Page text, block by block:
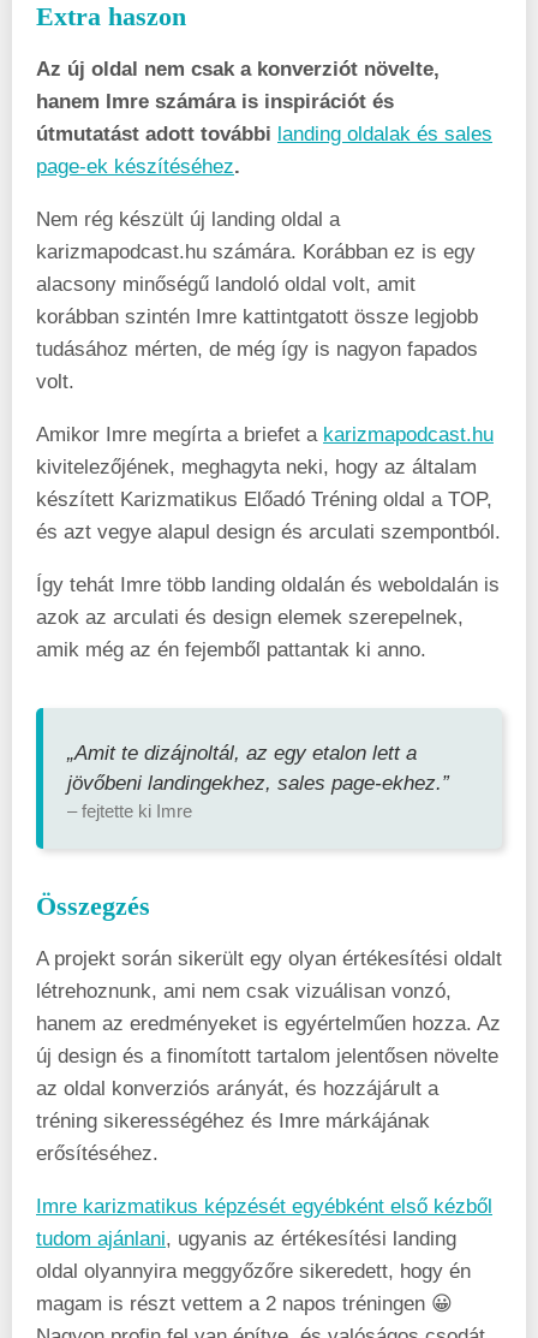
Extra haszon
Az új oldal nem csak a konverziót növelte,
hanem Imre számára is inspirációt és
útmutatást adott további landing oldalak és sales
page-ek készítéséhez.
Nem rég készült új landing oldal a
karizmapodcast.hu számára. Korábban ez is egy
alacsony minőségű landoló oldal volt, amit
korábban szintén Imre kattintgatott össze legjobb
tudásához mérten, de még így is nagyon fapados
volt.
Amikor Imre megírta a briefet a karizmapodcast.hu
kivitelezőjének, meghagyta neki, hogy az általam
készített Karizmatikus Előadó Tréning oldal a TOP,
és azt vegye alapul design és arculati szempontból.
Így tehát Imre több landing oldalán és weboldalán is
azok az arculati és design elemek szerepelnek,
amik még az én fejemből pattantak ki anno.
„Amit te dizájnoltál, az egy etalon lett a
jövőbeni landingekhez, sales page-ekhez.”
– fejtette ki Imre
Összegzés
A projekt során sikerült egy olyan értékesítési oldalt
létrehoznunk, ami nem csak vizuálisan vonzó,
hanem az eredményeket is egyértelműen hozza. Az
új design és a finomított tartalom jelentősen növelte
az oldal konverziós arányát, és hozzájárult a
tréning sikerességéhez és Imre márkájának
erősítéséhez.
Imre karizmatikus képzését egyébként első kézből
tudom ajánlani, ugyanis az értékesítési landing
oldal olyannyira meggyőzőre sikeredett, hogy én
magam is részt vettem a 2 napos tréningen 😀